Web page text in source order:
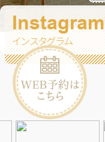
Instagram
インスタグラム